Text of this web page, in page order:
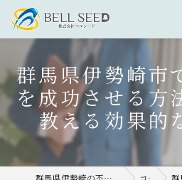
群馬県伊勢崎市
を成功させる方
教える効果的